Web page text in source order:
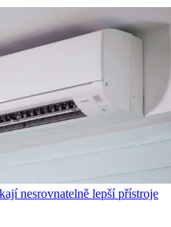
nesrovnatelně lepší přístroje